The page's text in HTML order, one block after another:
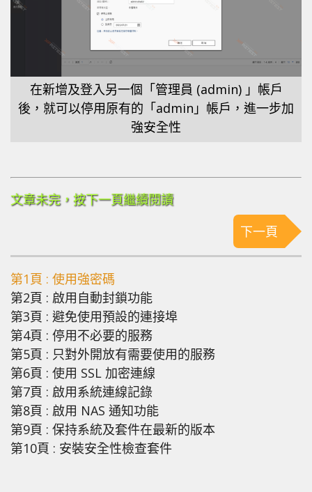
在新增及登入另一個「管理員 (admin) 」帳戶
後，就可以停用原有的「admin」帳戶，進一步加
強安全性
文章未完，按下一頁繼續閱讀
下一頁
第1頁 : 使用強密碼
第2頁 : 啟用自動封鎖功能
第3頁 : 避免使用預設的連接埠
第4頁 : 停用不必要的服務
第5頁 : 只對外開放有需要使用的服務
第6頁 : 使用 SSL 加密連線
第7頁 : 啟用系統連線記錄
第8頁 : 啟用 NAS 通知功能
第9頁 : 保持系統及套件在最新的版本
第10頁 : 安裝安全性檢查套件